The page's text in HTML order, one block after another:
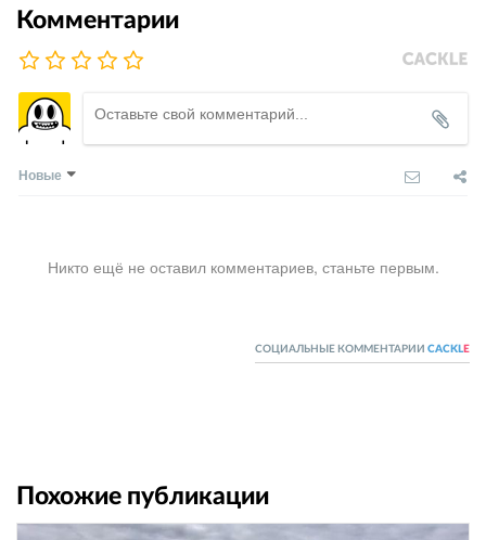
Комментарии
Новые
Никто ещё не оставил комментариев, станьте первым.
СОЦИАЛЬНЫЕ КОММЕНТАРИИ CACKL E
Похожие публикации